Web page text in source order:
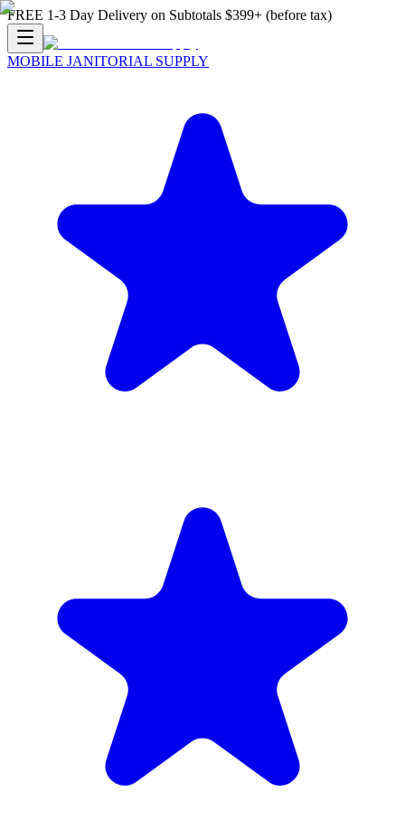
FREE 1-3 Day Delivery on Subtotals $399+ (before tax)
MOBILE JANITORIAL SUPPLY